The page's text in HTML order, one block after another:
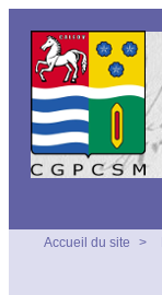
Accueil du site >